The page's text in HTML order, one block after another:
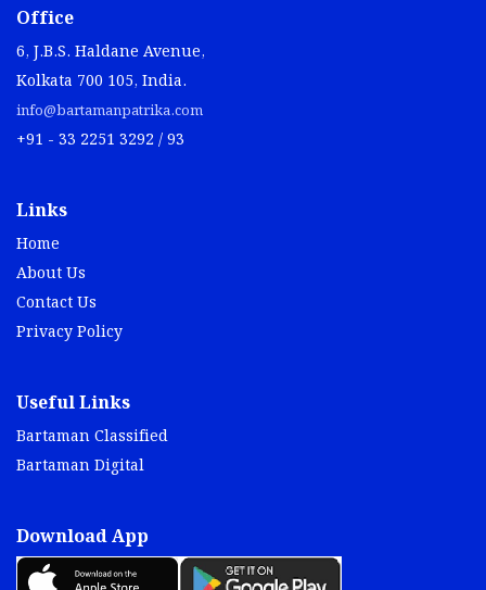
Office
6, J.B.S. Haldane Avenue,
Kolkata 700 105, India.
info@bartamanpatrika.com
+91 - 33 2251 3292 / 93
Links
Home
About Us
Contact Us
Privacy Policy
Useful Links
Bartaman Classified
Bartaman Digital
Download App